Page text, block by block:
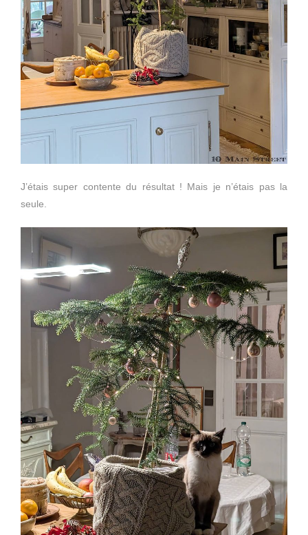
J’étais super contente du résultat ! Mais je n’étais pas la
seule.